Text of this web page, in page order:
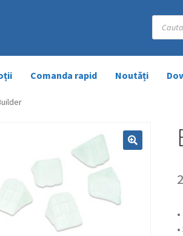
search
Comanda rapid Noutăți